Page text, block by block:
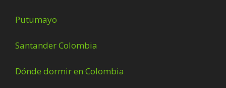
Putumayo
Santander Colombia
Dónde dormir en Colombia